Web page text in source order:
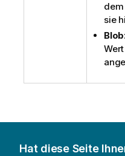
sie
Blob
Hat diese Seite